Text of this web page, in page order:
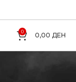
увозници на
0 0,00 ДЕН